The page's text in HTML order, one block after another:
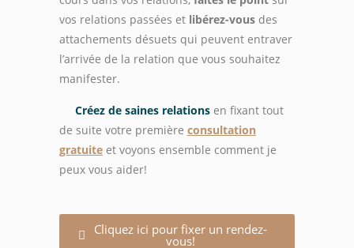
vos relations passées et libérez-vousdes
attachements désuets qui peuvent entraver
l’arrivée de la relation que vous souhaitez
manifester.
Créez de saines relationsen fixant tout
de suite votre première consultation
gratuiteet voyons ensemble comment je
peux vous aider!
Cliquez ici pour fixer un rendez-
vous!